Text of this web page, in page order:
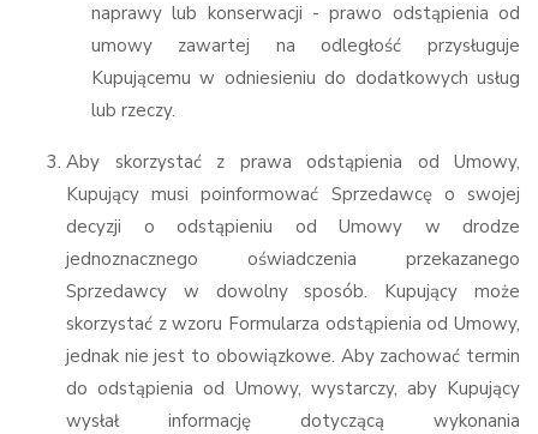
naprawy lub konserwacji - prawo odstąpienia od
umowy zawartej na odległość przysługuje
Kupującemu w odniesieniu do dodatkowych usług
lub rzeczy.
Aby skorzystać z prawa odstąpienia od Umowy,
Kupujący musi poinformować Sprzedawcę o swojej
decyzji o odstąpieniu od Umowy w drodze
jednoznacznego oświadczenia przekazanego
Sprzedawcy w dowolny sposób. Kupujący może
skorzystać z wzoru Formularza odstąpienia od Umowy,
jednak nie jest to obowiązkowe. Aby zachować termin
do odstąpienia od Umowy, wystarczy, aby Kupujący
wysłał informację dotyczącą wykonania